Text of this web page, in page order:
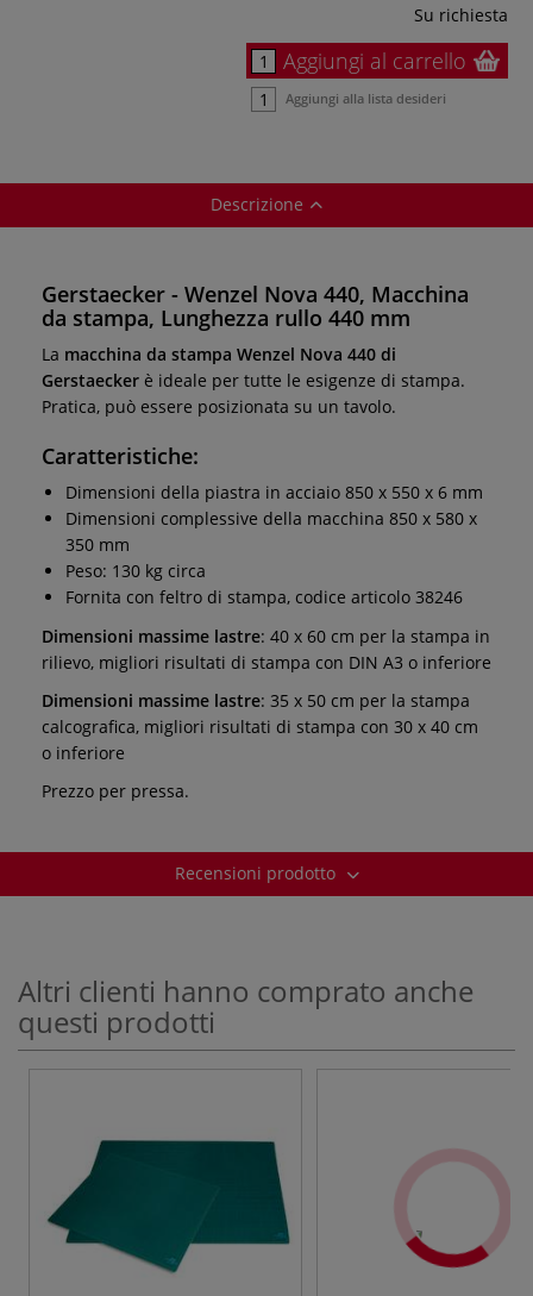
Su richiesta
Aggiungi al carrello
Aggiungi alla lista desideri
Descrizione
Gerstaecker - Wenzel Nova 440, Macchina
da stampa, Lunghezza rullo 440 mm
La macchina da stampa Wenzel Nova 440 di
Gerstaecker è ideale per tutte le esigenze di stampa.
Pratica, può essere posizionata su un tavolo.
Caratteristiche:
Dimensioni della piastra in acciaio 850 x 550 x 6 mm
Dimensioni complessive della macchina 850 x 580 x
350 mm
Peso: 130 kg circa
Fornita con feltro di stampa, codice articolo 38246
Dimensioni massime lastre: 40 x 60 cm per la stampa in
rilievo, migliori risultati di stampa con DIN A3 o inferiore
Dimensioni massime lastre: 35 x 50 cm per la stampa
calcografica, migliori risultati di stampa con 30 x 40 cm
o inferiore
Prezzo per pressa.
Recensioni prodotto
Altri clienti hanno comprato anche
questi prodotti